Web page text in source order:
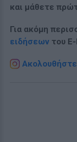
και μάθετε
Για ακόμη
ειδήσεων του